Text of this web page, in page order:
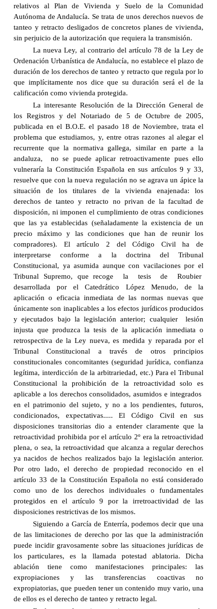
relativos al Plan de Vivienda y Suelo de la Comunidad
Autónoma de Andalucía. Se trata de unos derechos nuevos de
tanteo y retracto desligados de concretos planes de vivienda,
sin perjuicio de la autorización que requiera la transmisión.
La nueva Ley, al contrario del artículo 78 de la Ley de
Ordenación Urbanística de Andalucía, no establece el plazo de
duración de los derechos de tanteo y retracto que regula por lo
que implícitamente nos dice que su duración será el de la
calificación como vivienda protegida.
La interesante Resolución de la Dirección General de
los Registros y del Notariado de 5 de Octubre de 2005,
publicada en el B.O.E. el pasado 18 de Noviembre, trata el
problema que estudiamos, y, entre otras razones al alegar el
recurrente que la normativa gallega, similar en parte a la
andaluza, no se puede aplicar retroactivamente pues ello
vulneraría la Constitución Española en sus artículos 9 y 33,
resuelve que con la nueva regulación no se agrava un ápice la
situación de los titulares de la vivienda enajenada: los
derechos de tanteo y retracto no privan de la facultad de
disposición, ni imponen el cumplimiento de otras condiciones
que las ya establecidas (señaladamente la existencia de un
precio máximo y las condiciones que han de reunir los
compradores). El artículo 2 del Código Civil ha de
interpretarse conforme a la doctrina del Tribunal
Constitucional, ya asumida aunque con vacilaciones por el
Tribunal Supremo, que recoge la tesis de Roubier
desarrollada por el Catedrático López Menudo, de la
aplicación o eficacia inmediata de las normas nuevas que
únicamente son inaplicables a los efectos jurídicos producidos
y ejecutados bajo la legislación anterior; cualquier lesión
injusta que produzca la tesis de la aplicación inmediata o
retrospectiva de la Ley nueva, es medida y reparada por el
Tribunal Constitucional a través de otros principios
constitucionales concomitantes (seguridad jurídica, confianza
legítima, interdicción de la arbitrariedad, etc.) Para el Tribunal
Constitucional la prohibición de la retroactividad solo es
aplicable a los derechos consolidados, asumidos e integrados
en el patrimonio del sujeto, y no a los pendientes, futuros,
condicionados, expectativas..... El Código Civil en sus
disposiciones transitorias dio a entender claramente que la
retroactividad prohibida por el artículo 2º era la retroactividad
plena, o sea, la retroactividad que alcanza a regular derechos
ya nacidos de hechos realizados bajo la legislación anterior.
Por otro lado, el derecho de propiedad reconocido en el
artículo 33 de la Constitución Española no está considerado
como uno de los derechos individuales o fundamentales
protegidos en el artículo 9 por la irretroactividad de las
disposiciones restrictivas de los mismos.
Siguiendo a García de Enterría, podemos decir que una
de las limitaciones de derecho por las que la administración
puede incidir gravosamente sobre las situaciones jurídicas de
los particulares, es la llamada potestad ablatoria. Dicha
ablación tiene como manifestaciones principales: las
expropiaciones y las transferencias coactivas no
expropiatorias, que pueden tener un contenido muy vario, una
de ellos es el derecho de tanteo y retracto legal.